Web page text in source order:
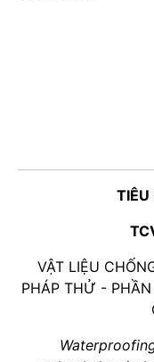
TIÊU
VẬT LIỆU
PHÁP THỬ -